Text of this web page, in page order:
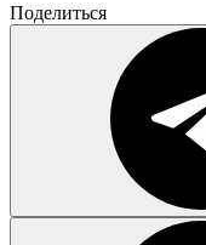
Поделиться